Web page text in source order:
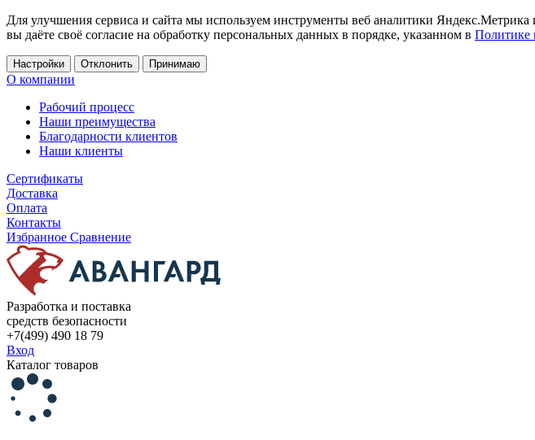
Для улучшения сервиса и сайта мы используем инструменты веб аналитики
вы даёте своё согласие на обработку персональных данных в порядке, указанном в Политике
Настройки Отклонить Принимаю
О компании
Рабочий процесс
Наши преимущества
Благодарности клиентов
Наши клиенты
Сертификаты
Доставка
Оплата
Контакты
Избранное Сравнение
Разработка и поставка
средств безопасности
+7(499) 490 18 79
Вход
Каталог товаров